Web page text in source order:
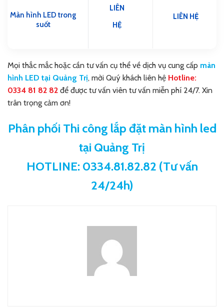
Màn hình LED trong
suốt
LIÊN
HỆ
LIÊN HỆ
Mọi thắc mắc hoặc cần tư vấn cụ thể về dịch vụ cung cấp màn
hình LED tại Quảng Trị, mời Quý khách liên hệ Hotline:
0334 81 82 82 để được tư vấn viên tư vấn miễn phí 24/7. Xin
trân trọng cảm ơn!
Phân phối Thi công lắp đặt màn hình led
tại Quảng Trị
HOTLINE: 0334.81.82.82 (Tư vấn
24/24h)